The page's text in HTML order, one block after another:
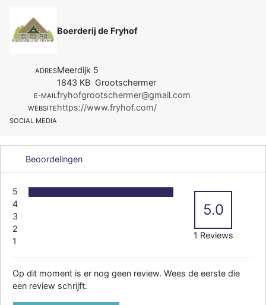
Boerderij de Fryhof
ADRESMeerdijk 5
1843 KB Grootschermer
E-MAILfryhofgrootschermer@gmail.com
WEBSITEhttps://www.fryhof.com/
SOCIAL MEDIA
Beoordelingen
5
4
3
2
1
5.0
1 Reviews
Op dit moment is er nog geen review. Wees de eerste die
een review schrijft.